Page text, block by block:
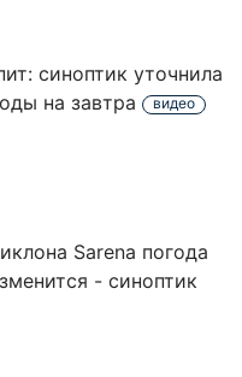
синоптик уточнила
на завтра
видео
Sarena погода
- синоптик